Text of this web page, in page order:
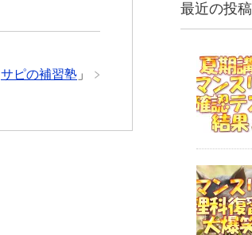
サピの補習塾 」
最近の投稿